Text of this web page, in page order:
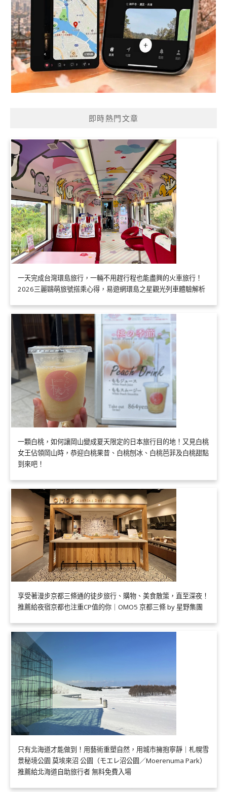
即時熱門文章
一天完成台灣環島旅行，一輛不用趕行程也能盡興的火車旅行！
2026三麗鷗萌旅號搭乘心得，易遊網環島之星觀光列車體驗解析
一顆白桃，如何讓岡山變成夏天限定的日本旅行目的地！又見白桃
女王佔領岡山時，恭迎白桃果昔、白桃刨冰、白桃芭菲及白桃甜點
到來吧！
享受著漫步京都三條通的徒步旅行、購物、美食散策，直至深夜！
推薦給夜宿京都也注重CP值的你｜OMO5 京都三條 by 星野集團
只有北海道才能做到！用藝術重塑自然，用城市擁抱寧靜｜札幌雪
景秘境公園 莫埃來沼 公園（モエレ沼公園／Moerenuma Park）
推薦給北海道自助旅行者 無料免費入場